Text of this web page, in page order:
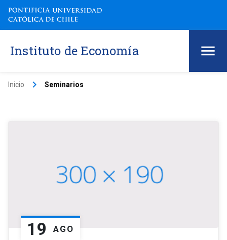
Instituto de Economía
Inicio keyboard_arrow_right Seminarios
19 AGO